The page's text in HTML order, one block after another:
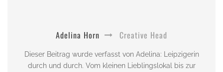
Adelina Horn Creative Head
Dieser Beitrag wurde verfasst von Adelina: Leipzigerin
durch und durch. Vom kleinen Lieblingslokal bis zur